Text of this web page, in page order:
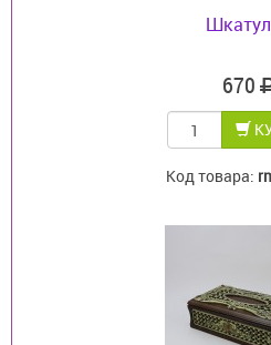
670
Код товара: